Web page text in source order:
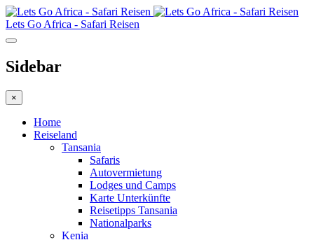
Lets Go Africa - Safari Reisen
Sidebar
×
Home
Reiseland
Tansania
Safaris
Autovermietung
Lodges und Camps
Karte Unterkünfte
Reisetipps Tansania
Nationalparks
Kenia